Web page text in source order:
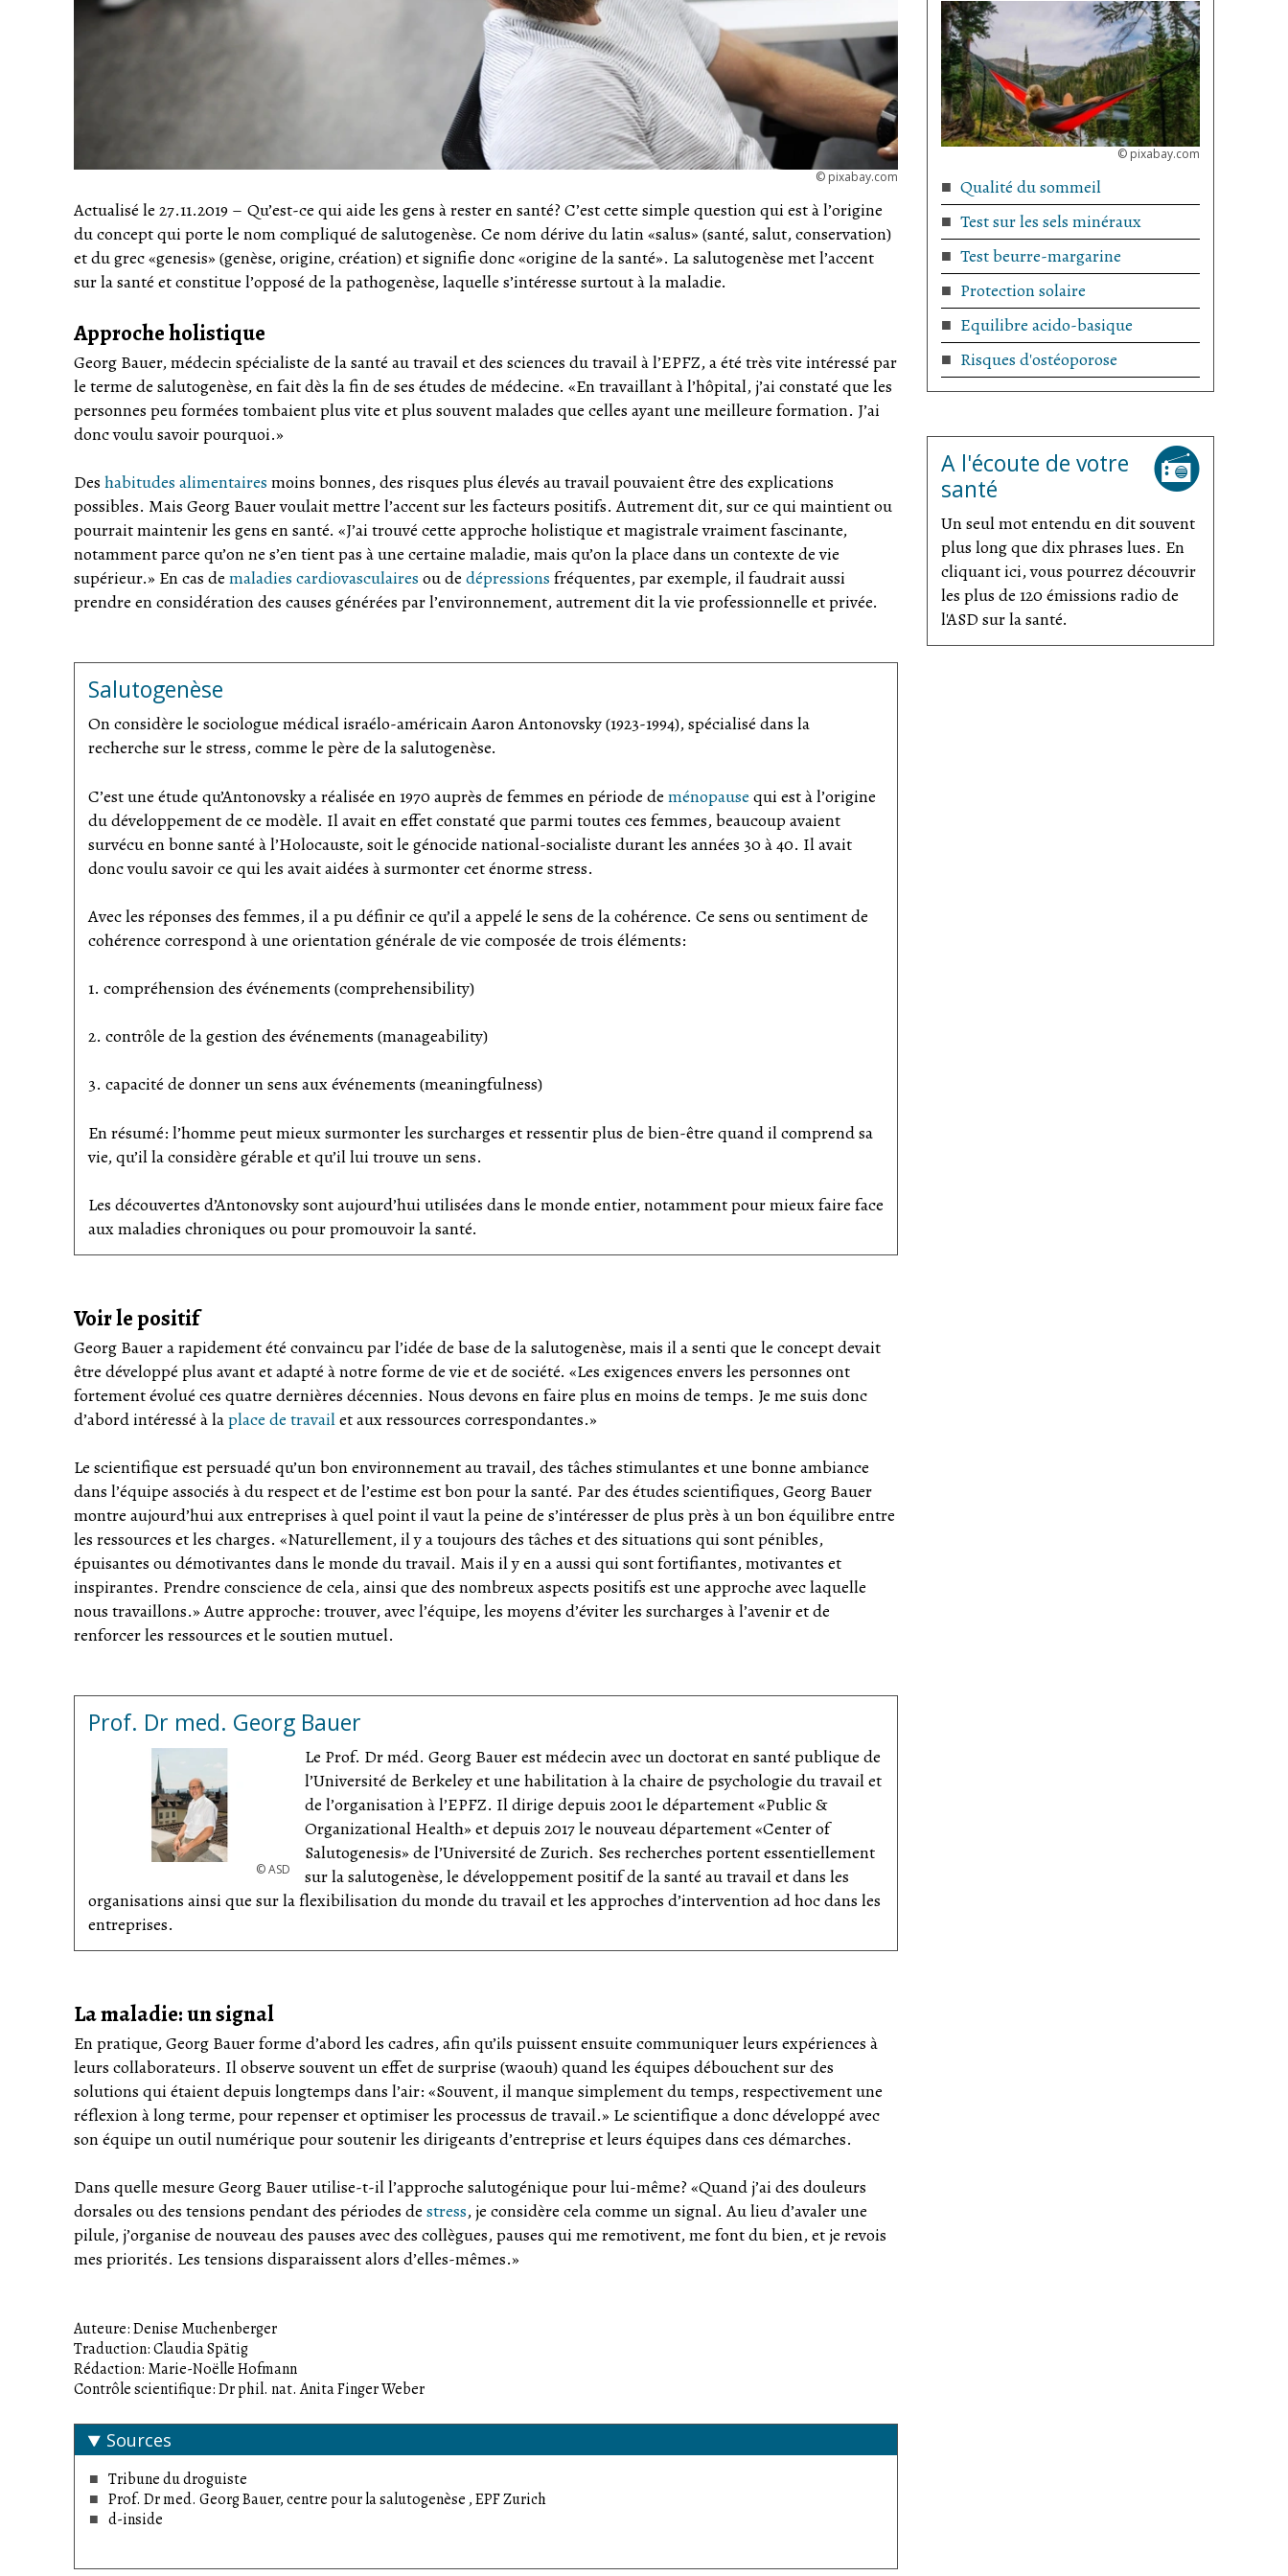
© pixabay.com
Actualisé le 27.11.2019 – Qu’est-ce qui aide les gens à rester en santé? C’est cette simple question qui est à l’origine
du concept qui porte le nom compliqué de salutogenèse. Ce nom dérive du latin «salus» (santé, salut, conservation)
et du grec «genesis» (genèse, origine, création) et signifie donc «origine de la santé». La salutogenèse met l’accent
sur la santé et constitue l’opposé de la pathogenèse, laquelle s’intéresse surtout à la maladie.
Approche holistique
Georg Bauer, médecin spécialiste de la santé au travail et des sciences du travail à l’EPFZ, a été très vite intéressé par
le terme de salutogenèse, en fait dès la fin de ses études de médecine. «En travaillant à l’hôpital, j’ai constaté que les
personnes peu formées tombaient plus vite et plus souvent malades que celles ayant une meilleure formation. J’ai
donc voulu savoir pourquoi.»
Des habitudes alimentaires moins bonnes, des risques plus élevés au travail pouvaient être des explications
possibles. Mais Georg Bauer voulait mettre l’accent sur les facteurs positifs. Autrement dit, sur ce qui maintient ou
pourrait maintenir les gens en santé. «J’ai trouvé cette approche holistique et magistrale vraiment fascinante,
notamment parce qu’on ne s’en tient pas à une certaine maladie, mais qu’on la place dans un contexte de vie
supérieur.» En cas de maladies cardiovasculaires ou de dépressions fréquentes, par exemple, il faudrait aussi
prendre en considération des causes générées par l’environnement, autrement dit la vie professionnelle et privée.
Salutogenèse
On considère le sociologue médical israélo-américain Aaron Antonovsky (1923-1994), spécialisé dans la
recherche sur le stress, comme le père de la salutogenèse.
C’est une étude qu’Antonovsky a réalisée en 1970 auprès de femmes en période de ménopause qui est à l’origine
du développement de ce modèle. Il avait en effet constaté que parmi toutes ces femmes, beaucoup avaient
survécu en bonne santé à l’Holocauste, soit le génocide national-socialiste durant les années 30 à 40. Il avait
donc voulu savoir ce qui les avait aidées à surmonter cet énorme stress.
Avec les réponses des femmes, il a pu définir ce qu’il a appelé le sens de la cohérence. Ce sens ou sentiment de
cohérence correspond à une orientation générale de vie composée de trois éléments:
1. compréhension des événements (comprehensibility)
2. contrôle de la gestion des événements (manageability)
3. capacité de donner un sens aux événements (meaningfulness)
En résumé: l’homme peut mieux surmonter les surcharges et ressentir plus de bien-être quand il comprend sa
vie, qu’il la considère gérable et qu’il lui trouve un sens.
Les découvertes d’Antonovsky sont aujourd’hui utilisées dans le monde entier, notamment pour mieux faire face
aux maladies chroniques ou pour promouvoir la santé.
Voir le positif
Georg Bauer a rapidement été convaincu par l’idée de base de la salutogenèse, mais il a senti que le concept devait
être développé plus avant et adapté à notre forme de vie et de société. «Les exigences envers les personnes ont
fortement évolué ces quatre dernières décennies. Nous devons en faire plus en moins de temps. Je me suis donc
d’abord intéressé à laplace de travailet aux ressources correspondantes.»
Le scientifique est persuadé qu’un bon environnement au travail, des tâches stimulantes et une bonne ambiance
dans l’équipe associés à du respect et de l’estime est bon pour la santé. Par des études scientifiques, Georg Bauer
montre aujourd’hui aux entreprises à quel point il vaut la peine de s’intéresser de plus près à un bon équilibre entre
les ressources et les charges. «Naturellement, il y a toujours des tâches et des situations qui sont pénibles,
épuisantes ou démotivantes dans le monde du travail. Mais il y en a aussi qui sont fortifiantes, motivantes et
inspirantes. Prendre conscience de cela, ainsi que des nombreux aspects positifs est une approche avec laquelle
nous travaillons.» Autre approche: trouver, avec l’équipe, les moyens d’éviter les surcharges à l’avenir et de
renforcer les ressources et le soutien mutuel.
Prof. Dr med. Georg Bauer
©ASD
Le Prof. Dr méd. Georg Bauer est médecin avec un doctorat en santé publique de
l’Université de Berkeley et une habilitation à la chaire de psychologie du travail et
de l’organisation à l’EPFZ. Il dirige depuis 2001 le département «Public &
Organizational Health» et depuis 2017 le nouveau département «Center of
Salutogenesis» de l’Université de Zurich. Ses recherches portent essentiellement
sur la salutogenèse, le développement positif de la santé au travail et dans les
organisations ainsi que sur la flexibilisation du monde du travail et les approches d’intervention ad hoc dans les
entreprises.
La maladie: un signal
En pratique, Georg Bauer forme d’abord les cadres, afin qu’ils puissent ensuite communiquer leurs expériences à
leurs collaborateurs. Il observe souvent un effet de surprise (waouh) quand les équipes débouchent sur des
solutions qui étaient depuis longtemps dans l’air: «Souvent, il manque simplement du temps, respectivement une
réflexion à long terme, pour repenser et optimiser les processus de travail.» Le scientifique a donc développé avec
son équipe un outil numérique pour soutenir les dirigeants d’entreprise et leurs équipes dans ces démarches.
Dans quelle mesure Georg Bauer utilise-t-il l’approche salutogénique pour lui-même? «Quand j’ai des douleurs
dorsales ou des tensions pendant des périodes de stress, je considère cela comme un signal. Au lieu d’avaler une
pilule, j’organise de nouveau des pauses avec des collègues, pauses qui me remotivent, me font du bien, et je revois
mes priorités. Les tensions disparaissent alors d’elles-mêmes.»
Auteure: Denise Muchenberger
Traduction: Claudia Spätig
Rédaction: Marie-Noëlle Hofmann
Contrôle scientifique: Dr phil. nat. Anita Finger Weber
Sources
Tribune du droguiste
Prof. Dr med. Georg Bauer, centre pour la salutogenèse , EPF Zurich
d-inside
© pixabay.com
Qualité du sommeil
Test sur les sels minéraux
Test beurre-margarine
Protection solaire
Equilibre acido-basique
Risques d'ostéoporose
A l'écoute de votre
santé
Un seul mot entendu en dit souvent
plus long que dix phrases lues. En
cliquant ici, vous pourrez découvrir
les plus de 120 émissions radio de
l'ASD sur la santé.